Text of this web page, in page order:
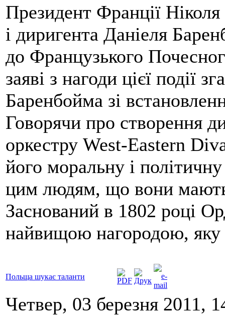
Президент Франції Ніколя
і диригента Даніеля
до Французького
заяві з нагоди цієї події
Баренбойма зі
Говорячи про створення
оркестру West-Eastern
його моральну і
цим людям, що вони мають
Заснований в 1802 році
найвищою нагородою, яку
Польща шукає таланти
Четвер, 03 березня 2011,